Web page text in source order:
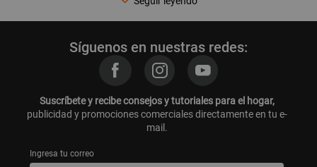
¿Cuáles son los electrodomésticos de cocina?
Encuentra el catálogo completo de electrodomésticos de cocina en
Promart.pe para que elijas el que más necesitas para preparar lo que más
Licuadoras
Combos electrodomésticos
Ollas arroceras
Síguenos en nuestras redes:
Suscríbete y recibe consejos y tutoriales para el hogar,
publicidad y promociones comerciales directamente en tu e-
mail.
Ingresa tu correo